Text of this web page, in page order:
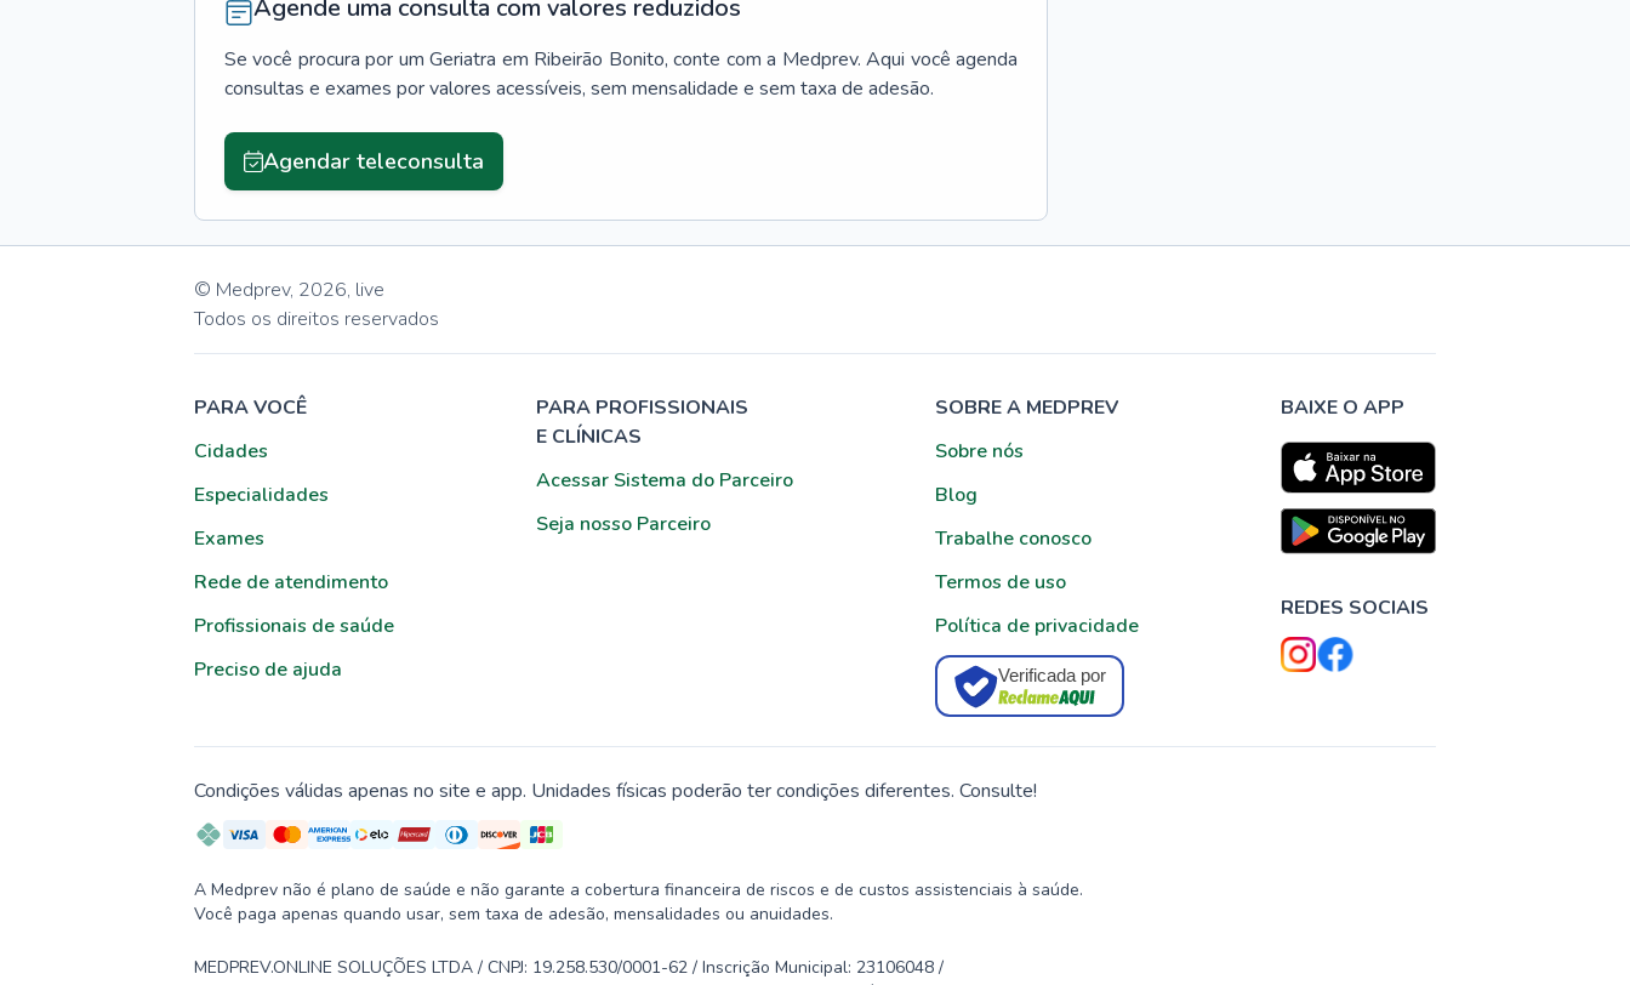
Agende uma consulta com valores reduzidos
Se você procura por um Geriatra em Ribeirão Bonito, conte com a Medprev. Aqui você agenda
consultas e exames por valores acessíveis, sem mensalidade e sem taxa de adesão.
Agendar teleconsulta
© Medprev, 2026, live
Todos os direitos reservados
PARA VOCÊ
Cidades
Especialidades
Exames
Rede de atendimento
Profissionais de saúde
Preciso de ajuda
PARA PROFISSIONAIS
E CLÍNICAS
Acessar Sistema do Parceiro
Seja nosso Parceiro
SOBRE A MEDPREV
Sobre nós
Blog
Trabalhe conosco
Termos de uso
Política de privacidade
Verificada por
BAIXE O APP
REDES SOCIAIS
Condições válidas apenas no site e app. Unidades físicas poderão ter condições diferentes. Consulte!
A Medprev não é plano de saúde e não garante a cobertura financeira de riscos e de custos assistenciais à saúde.
Você paga apenas quando usar, sem taxa de adesão, mensalidades ou anuidades.
MEDPREV.ONLINE SOLUÇÕES LTDA / CNPJ: 19.258.530/0001-62 / Inscrição Municipal: 23106048 /